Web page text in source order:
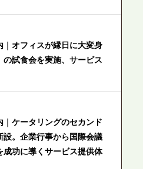
｜オフィスが縁日に大変身
の試食会を実施、サービス
｜ケータリングのセカンド
設。企業行事から国際会議
成功に導くサービス提供体